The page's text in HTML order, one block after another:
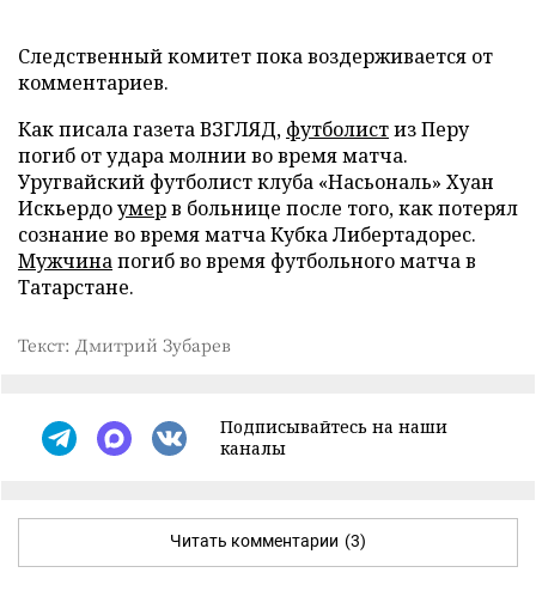
Следственный комитет пока воздерживается от
комментариев.
Как писала газета ВЗГЛЯД, футболистиз Перу
погиб от удара молнии во время матча.
Уругвайский футболист клуба «Насьональ» Хуан
Искьердоумерв больнице после того, как потерял
сознание во время матча Кубка Либертадорес.
Мужчинапогиб во время футбольного матча в
Татарстане.
Текст: Дмитрий Зубарев
Подписывайтесь на наши
каналы
Читать комментарии (3)